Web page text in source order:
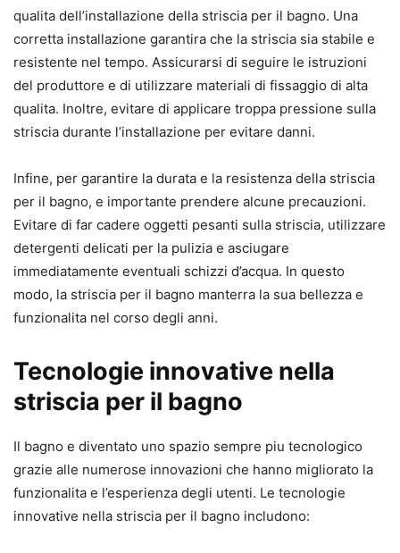
qualita dell’installazione della striscia per il bagno. Una
corretta installazione garantira che la striscia sia stabile e
resistente nel tempo. Assicurarsi di seguire le istruzioni
del produttore e di utilizzare materiali di fissaggio di alta
qualita. Inoltre, evitare di applicare troppa pressione sulla
striscia durante l’installazione per evitare danni.
Infine, per garantire la durata e la resistenza della striscia
per il bagno, e importante prendere alcune precauzioni.
Evitare di far cadere oggetti pesanti sulla striscia, utilizzare
detergenti delicati per la pulizia e asciugare
immediatamente eventuali schizzi d’acqua. In questo
modo, la striscia per il bagno manterra la sua bellezza e
funzionalita nel corso degli anni.
Tecnologie innovative nella
striscia per il bagno
Il bagno e diventato uno spazio sempre piu tecnologico
grazie alle numerose innovazioni che hanno migliorato la
funzionalita e l’esperienza degli utenti. Le tecnologie
innovative nella striscia per il bagno includono: